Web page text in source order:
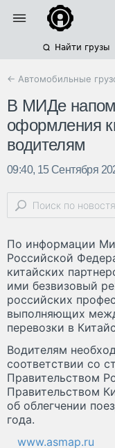
Найти грузы
← Автомобильные
В МИДе
оформления
водителям
09:40, 15 Сентября
По информации
Российской
китайских
ими безвизовый
российских
выполняющих
перевозки в
Водителям
соответствии со
Правительством
Правительством
об облегчении
года.
www.asmap.ru